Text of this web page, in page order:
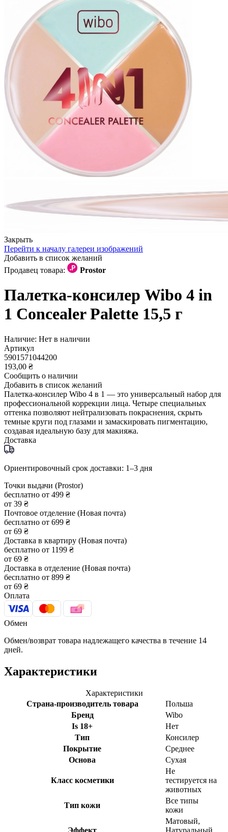
Закрыть
Перейти к началу галереи изображений
Добавить в список желаний
Продавец товара:
Prostor
Палетка-консилер Wibo 4 in
1 Concealer Palette 15,5 г
Наличие: Нет в наличии
Артикул
5901571044200
193,00 ₴
Сообщить о наличии
Добавить в список желаний
Палетка-консилер Wibo 4 в 1 — это универсальный набор для
профессиональной коррекции лица. Четыре специальных
оттенка позволяют нейтрализовать покраснения, скрыть
темные круги под глазами и замаскировать пигментацию,
создавая идеальную базу для макияжа.
Доставка
Ориентировочный срок доставки: 1–3 дня
Точки выдачи (Prostor)
бесплатно от 499 ₴
от 39 ₴
Почтовое отделение (Новая почта)
бесплатно от 699 ₴
от 69 ₴
Доставка в квартиру (Новая почта)
бесплатно от 1199 ₴
от 69 ₴
Доставка в отделение (Новая почта)
бесплатно от 899 ₴
от 69 ₴
Оплата
Обмен
Обмен/возврат товара надлежащего качества в течение 14
дней.
Характеристики
Характеристики
Страна-производитель товара
Польша
Бренд
Wibo
Is 18+
Нет
Тип
Консилер
Покрытие
Среднее
Основа
Сухая
Класс косметики
Не
тестируется на
животных
Тип кожи
Все типы
кожи
Эффект
Матовый,
Натуральный,